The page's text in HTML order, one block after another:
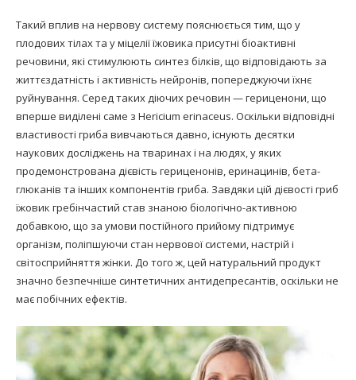
Такий вплив на нервову систему пояснюється тим, що у
плодових тілах та у міцелії їжовика присутні біоактивні
речовини, які стимулюють синтез білків, що відповідають за
життєздатність і активність нейронів, попереджуючи їхнє
руйнування. Серед таких діючих речовин — гериценони, що
вперше виділені саме з Hericium erinaceus. Оскільки відповідні
властивості гриба вивчаються давно, існують десятки
наукових досліджень на тваринах і на людях, у яких
продемонстрована дієвість гериценонів, еринацинів, бета-
глюканів та інших компонентів гриба. Завдяки цій дієвості гриб
їжовик гребінчастий став знаною біологічно-активною
добавкою, що за умови постійного прийому підтримує
організм, поліпшуючи стан нервової системи, настрій і
світосприйняття жінки. До того ж, цей натуральний продукт
значно безпечніше синтетичних антидепресантів, оскільки не
має побічних ефектів.